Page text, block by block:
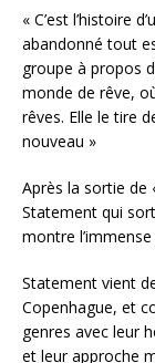
« C’est l’histoire
abandonné tout
groupe à propos
monde de rêve,
rêves. Elle le tire
nouveau »
Après la sortie de
Statement qui
montre
Statement vient
Copenhague, et
genres avec leur
et leur approche